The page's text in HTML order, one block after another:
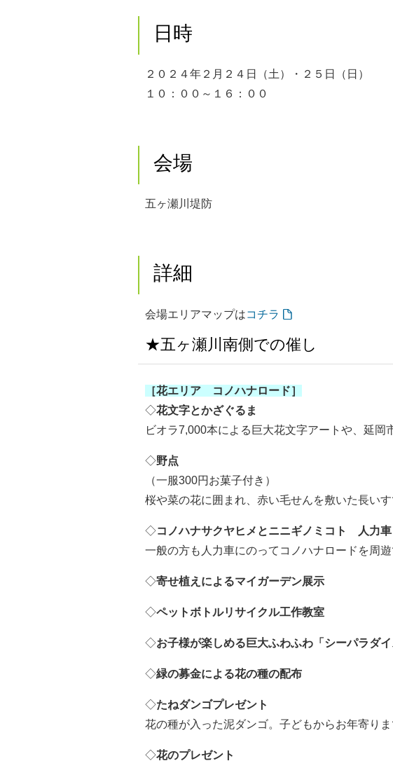
日時
２０２４年２月２４日（土）・２５日（日）
１０：００～１６：００
会場
五ヶ瀬川堤防
詳細
会場エリアマップはコチラ
★五ヶ瀬川南側での催し
［花エリア コノハナロード］
◇花文字とかざぐるま
ビオラ7,000本による巨大花文字アートや、延岡
◇野点
（一服300円お菓子付き）
桜や菜の花に囲まれ、赤い毛せんを敷いた長い
◇コノハナサクヤヒメとニニギノミコト 人力車
一般の方も人力車にのってコノハナロードを周遊
◇寄せ植えによるマイガーデン展示
◇ペットボトルリサイクル工作教室
◇お子様が楽しめる巨大ふわふわ「シーパラダイ
◇緑の募金による花の種の配布
◇たねダンゴプレゼント
花の種が入った泥ダンゴ。子どもからお年寄り
◇花のプレゼント